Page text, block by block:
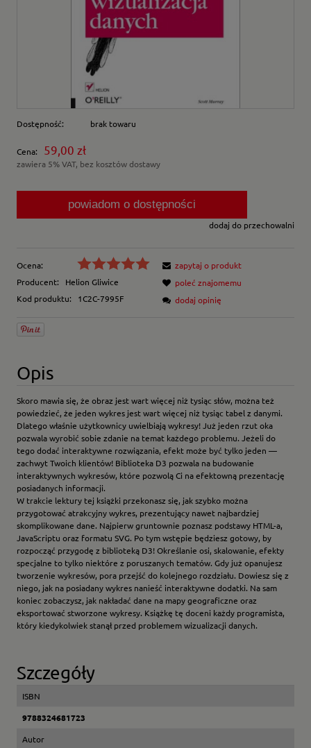
Dostępność: brak towaru
Cena: 59,00 zł
zawiera 5% VAT, bez kosztów dostawy
powiadom o dostępności
dodaj do przechowalni
Ocena:
Producent:
Helion Gliwice
Kod produktu:
1C2C-7995F
zapytaj o produkt
poleć znajomemu
dodaj opinię
Opis
Skoro mawia się, że obraz jest wart więcej niż tysiąc słów, można też
powiedzieć, że jeden wykres jest wart więcej niż tysiąc tabel z danymi.
Dlatego właśnie użytkownicy uwielbiają wykresy! Już jeden rzut oka
pozwala wyrobić sobie zdanie na temat każdego problemu. Jeżeli do
tego dodać interaktywne rozwiązania, efekt może być tylko jeden —
zachwyt Twoich klientów! Biblioteka D3 pozwala na budowanie
interaktywnych wykresów, które pozwolą Ci na efektowną prezentację
posiadanych informacji.
W trakcie lektury tej książki przekonasz się, jak szybko można
przygotować atrakcyjny wykres, prezentujący nawet najbardziej
skomplikowane dane. Najpierw gruntownie poznasz podstawy HTML-a,
JavaScriptu oraz formatu SVG. Po tym wstępie będziesz gotowy, by
rozpocząć przygodę z biblioteką D3! Określanie osi, skalowanie, efekty
specjalne to tylko niektóre z poruszanych tematów. Gdy już opanujesz
tworzenie wykresów, pora przejść do kolejnego rozdziału. Dowiesz się z
niego, jak na posiadany wykres nanieść interaktywne dodatki. Na sam
koniec zobaczysz, jak nakładać dane na mapy geograficzne oraz
eksportować stworzone wykresy. Książkę tę doceni każdy programista,
który kiedykolwiek stanął przed problemem wizualizacji danych.
Szczegóły
ISBN
9788324681723
Autor